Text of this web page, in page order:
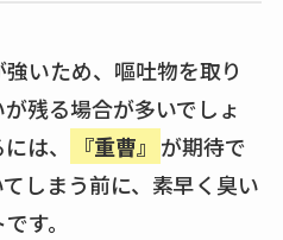
いため、嘔吐物を取り
残る場合が多いでしょ
は、
『重曹』 が期待で
しまう前に、素早く臭い
す。